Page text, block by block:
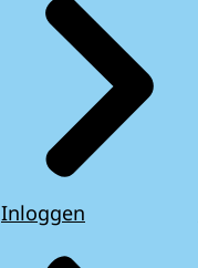
Inloggen